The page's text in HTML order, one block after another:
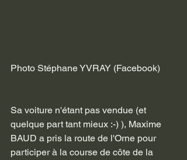
Photo Stéphane YVRAY (Facebook)
Sa voiture n'étant pas vendue (et
quelque part tant mieux :-) ), Maxime
BAUD a pris la route de l'Orne pour
participer à la course de côte de la